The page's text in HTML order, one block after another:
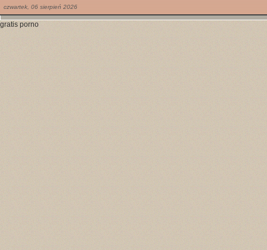
czwartek, 06 sierpień 2026
gratis porno